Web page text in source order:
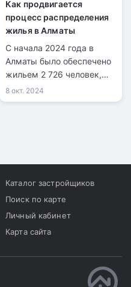
Как продвигается
процесс распределения
жилья в Алматы
С начала 2024 года в
Алматы было обеспечено
жильем 2 726 человек,
стоящих в очереди на
получение коммунального
8 окт. 2024
Каталог застройщиков
Поиск по карте
Личный кабинет
Карта сайта